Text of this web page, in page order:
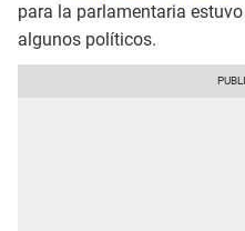
para la parlamentaria
algunos políticos.